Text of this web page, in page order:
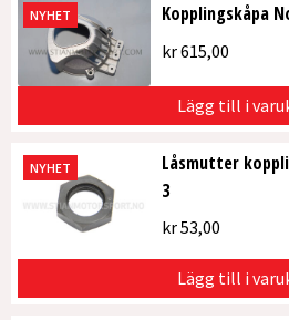
NYHET Kopplingskåpa
kr615,00
Lägg till i
NYHET
Låsmutter
3
kr53,00
Lägg till i